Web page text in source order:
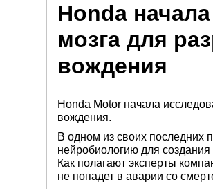
Honda
мозга для
вождения
Honda Motor начала
вождения.
В одном из своих последних
нейробиологию для
Как полагают эксперты
не попадет в аварии со